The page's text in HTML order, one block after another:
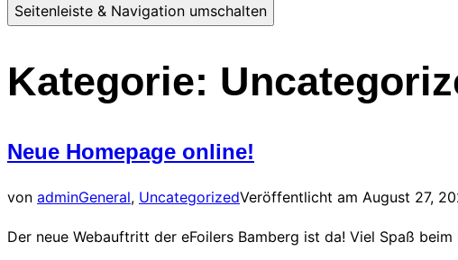
Seitenleiste & Navigation umschalten
Kategorie:
Neue Homepage online!
von adminGeneral, UncategorizedVeröffentlicht am August 27,
Der neue Webauftritt der eFoilers Bamberg ist da! Viel Spaß